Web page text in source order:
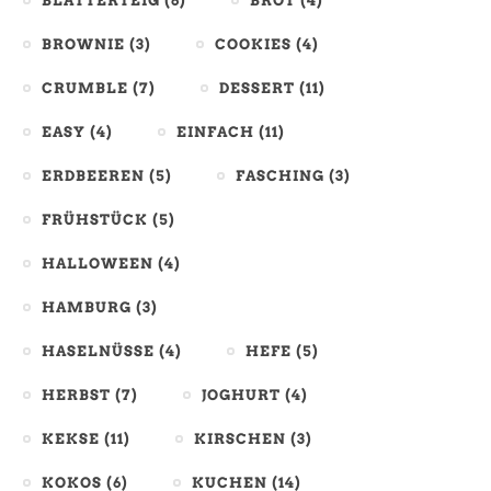
BROWNIE (3) COOKIES (4)
CRUMBLE (7) DESSERT (11)
EASY (4) EINFACH (11)
ERDBEEREN (5) FASCHING (3)
FRÜHSTÜCK (5)
HALLOWEEN (4)
HAMBURG (3)
HASELNÜSSE (4) HEFE (5)
HERBST (7) JOGHURT (4)
KEKSE (11) KIRSCHEN (3)
KOKOS (6) KUCHEN (14)